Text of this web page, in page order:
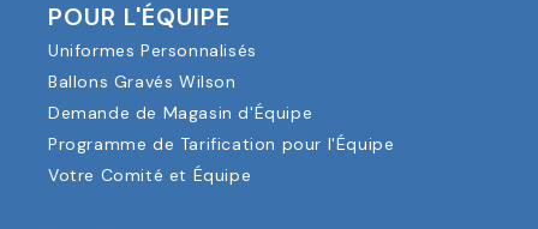
POUR L'ÉQUIPE
Uniformes Personnalisés
Ballons Gravés Wilson
Demande de Magasin d'Équipe
Programme de Tarification pour l'Équipe
Votre Comité et Équipe